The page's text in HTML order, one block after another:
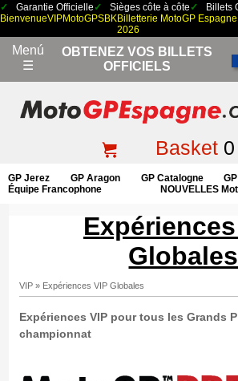
Garantie Officielle Sièges côte à côte
Billets
BienvenueVIPMotoGPSBKBilletterie MotoGP Espagne
2026
Menú
☰
OBTENEZ VOS BILLETS
OFFICIELS
Basket0
GP Jerez GP Aragon GP Catalogne
Équipe Francophone
NOUVELLES
Globales
VIP» Expériences VIP Globales
Expériences VIP pour tous les Grands
championnat